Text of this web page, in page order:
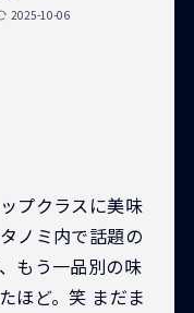
2025-10-06
プクラスに美味
ノミ内で話題の
もう一品別の味
ほど。笑 まだま